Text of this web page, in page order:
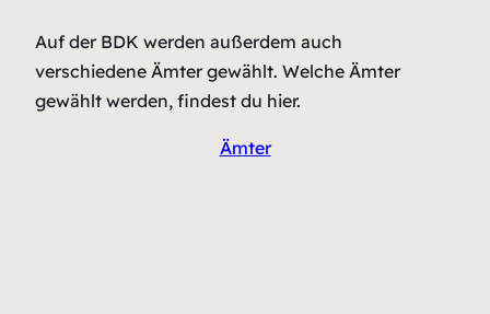
Auf der BDK werden außerdem auch
verschiedene Ämter gewählt. Welche Ämter
gewählt werden, findest du hier.
Ämter